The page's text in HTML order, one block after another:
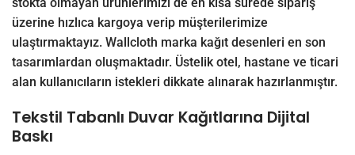
üzerine hızlıca kargoya verip müşterilerimize
ulaştırmaktayız. Wallcloth marka kağıt desenleri en son
tasarımlardan oluşmaktadır. Üstelik otel, hastane ve ticari
alan kullanıcıların istekleri dikkate alınarak hazırlanmıştır.
Tekstil Tabanlı Duvar Kağıtlarına Dijital
Baskı